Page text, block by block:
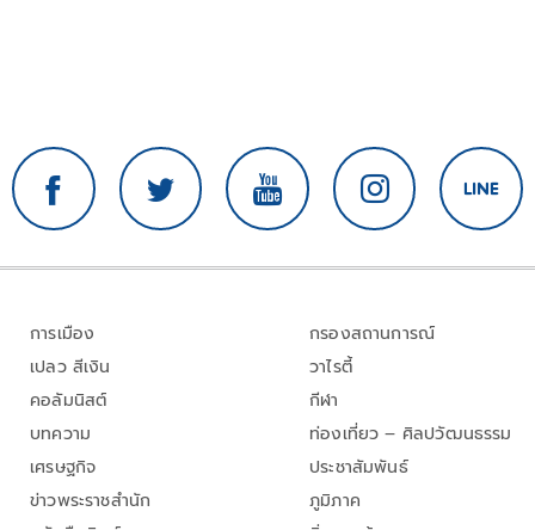
การเมือง
เปลว สีเงิน
คอลัมนิสต์
บทความ
เศรษฐกิจ
ข่าวพระราชสำนัก
กรองสถานการณ์
วาไรตี้
กีฬา
ท่องเที่ยว – ศิลปวัฒนธรรม
ประชาสัมพันธ์
ภูมิภาค